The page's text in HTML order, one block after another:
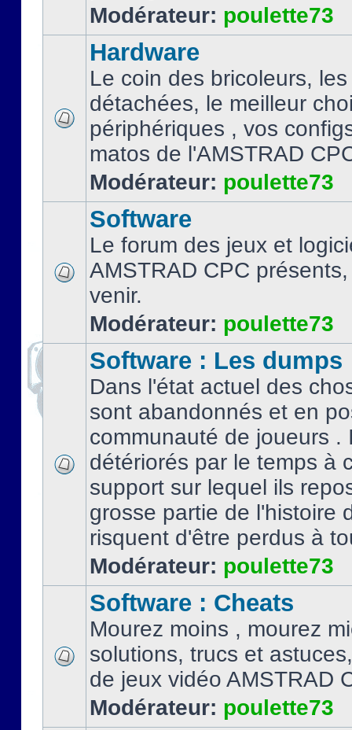
Modérateur: poulette73
Hardware
Le coin des bricoleurs,
détachées, le meilleur
périphériques , vos
matos de l'AMSTRAD
Modérateur: poulette73
Software
Le forum des jeux et
AMSTRAD CPC
venir.
Modérateur: poulette73
Software : Les dumps
Dans l'état actuel des
sont abandonnés et en
communauté de joueurs .
détériorés par le temps à
support sur lequel ils
grosse partie de l'histoire
risquent d'être perdus à
Modérateur: poulette73
Software : Cheats
Mourez moins , mourez
solutions, trucs et
de jeux vidéo AMSTRAD
Modérateur: poulette73